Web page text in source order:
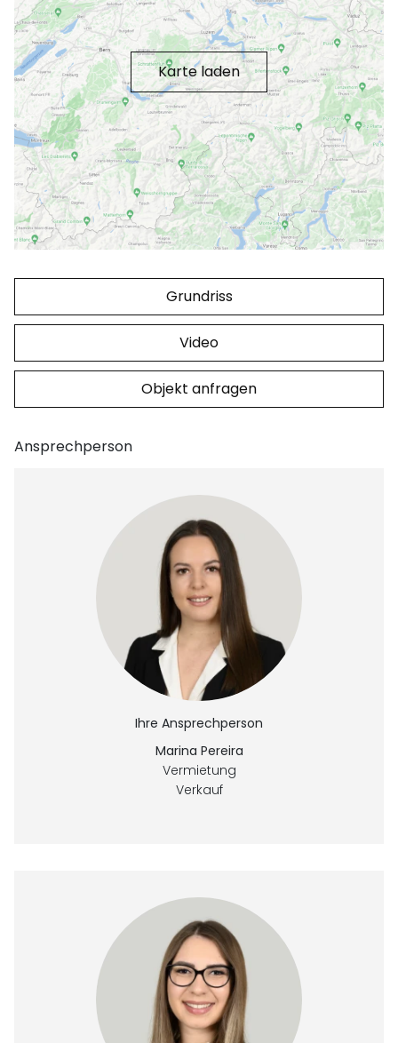
Karte laden
Grundriss
Video
Objekt anfragen
Ansprechperson
Ihre Ansprechperson
Marina Pereira
Vermietung
Verkauf